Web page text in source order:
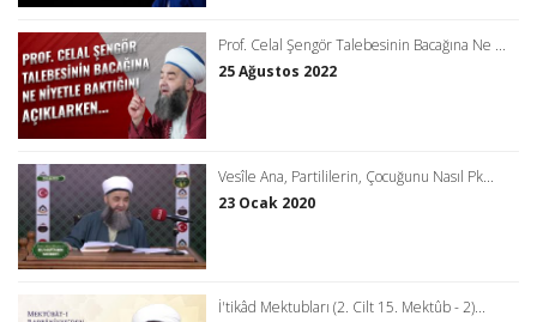
Prof. Celal Şengör Talebesinin Bacağına Ne ...
25 Ağustos 2022
Vesîle Ana, Partililerin, Çocuğunu Nasıl Pk...
23 Ocak 2020
İ'tikâd Mektubları (2. Cilt 15. Mektûb - 2)...